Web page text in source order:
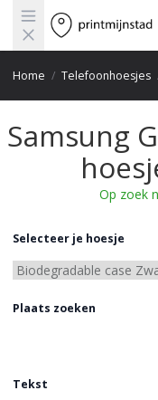
Open main menu
Home / Telefoonhoesjes
Samsung
Op zoek
Selecteer je hoesje
Plaats zoeken
Tekst